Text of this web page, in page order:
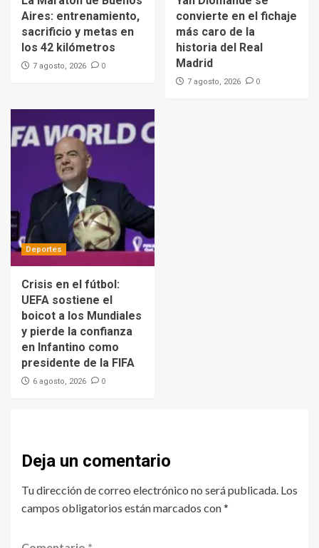
Aires: entrenamiento,
sacrificio y metas en
los 42 kilómetros
7 agosto, 2026 0
convierte en el fichaje
más caro de la
historia del Real
Madrid
7 agosto, 2026 0
Deportes
Crisis en el fútbol:
UEFA sostiene el
boicot a los Mundiales
y pierde la confianza
en Infantino como
presidente de la FIFA
6 agosto, 2026 0
Deja un comentario
Tu dirección de correo electrónico no será publicada. Los
campos obligatorios están marcados con*